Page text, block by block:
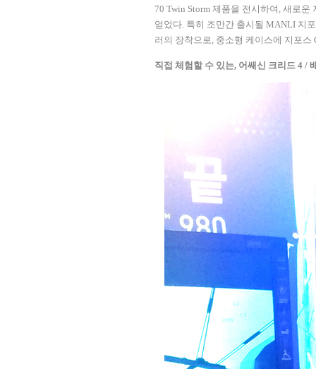
70 Twin Storm 제품을 전시하여 , 새로운
얻었다. 특히 조만간 출시될 MANLI 지
러의 장착으로, 중소형 케이스에 지포스
직접 체험할 수 있는, 어쌔신 크리드 4 /